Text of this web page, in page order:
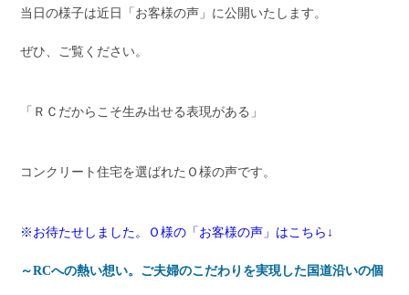
当日の様子は近日「お客様の声」に公開いたします。
ぜひ、ご覧ください。
「ＲＣだからこそ生み出せる表現がある」
コンクリート住宅を選ばれたＯ様の声です。
※お待たせしました。Ｏ様の「お客様の声」はこちら↓
～RCへの熱い想い。ご夫婦のこだわりを実現した国道沿いの個